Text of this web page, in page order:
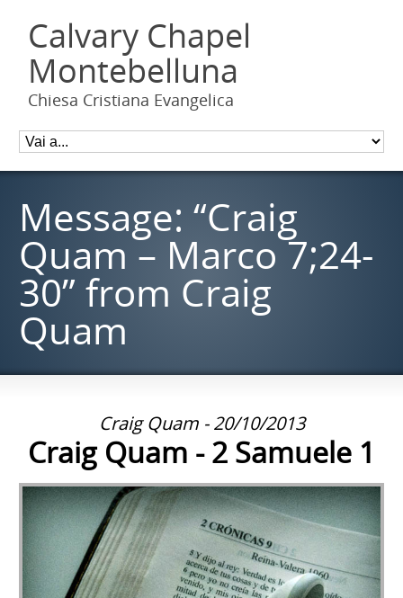
Calvary Chapel
Montebelluna
Chiesa Cristiana Evangelica
Message: “Craig
Quam – Marco 7;24-
30” from Craig
Quam
Craig Quam - 20/10/2013
Craig Quam - 2 Samuele 1